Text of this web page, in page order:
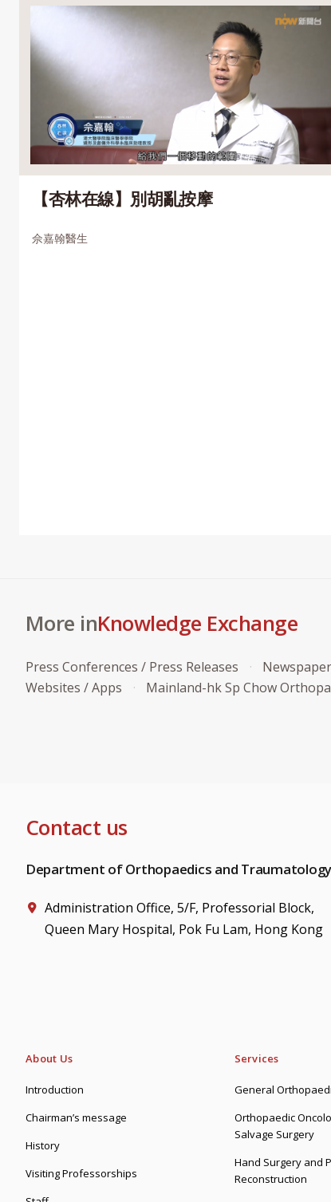
【杏林在線】別胡亂按摩
佘嘉翰醫生
More inKnowledge Exchange
Press Conferences / Press Releases
Websites / Apps
Mainland-hk Sp Chow
Contact us
Department of Orthopaedics and Traumatology
Administration Office, 5/F, Professorial Block,
Queen Mary Hospital, Pok Fu Lam, Hong Kong
About Us
Introduction
Chairman’s message
History
Visiting Professorships
Services
General
Orthopaedic
Salvage Surgery
Hand Surgery and
Reconstruction